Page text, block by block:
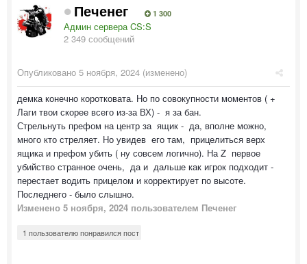
Печенег 1 300
Админ сервера CS:S
2 349 сообщений
Опубликовано 5 ноября, 2024 (изменено)
демка конечно коротковата. Но по совокупности моментов ( +
Лаги твои скорее всего из-за ВХ) - я за бан.
Стрельнуть префом на центр за ящик - да, вполне можно,
много кто стреляет. Но увидев его там, прицелиться верх
ящика и префом убить ( ну совсем логично). На Z первое
убийство странное очень, да и дальше как игрок подходит -
перестает водить прицелом и корректирует по высоте.
Последнего - было слышно.
Изменено 5 ноября, 2024 пользователем Печенег
1 пользователю понравился пост